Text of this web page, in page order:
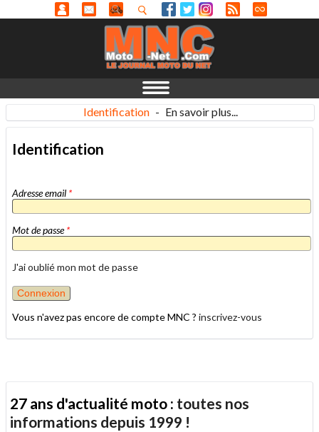
Identification - En savoir plus...
Identification
Adresse email *
Mot de passe*
J'ai oublié mon mot de passe
Vous n'avez pas encore de compte MNC ? inscrivez-vous
27 ans d'actualité moto : toutes nos
informations depuis 1999 !